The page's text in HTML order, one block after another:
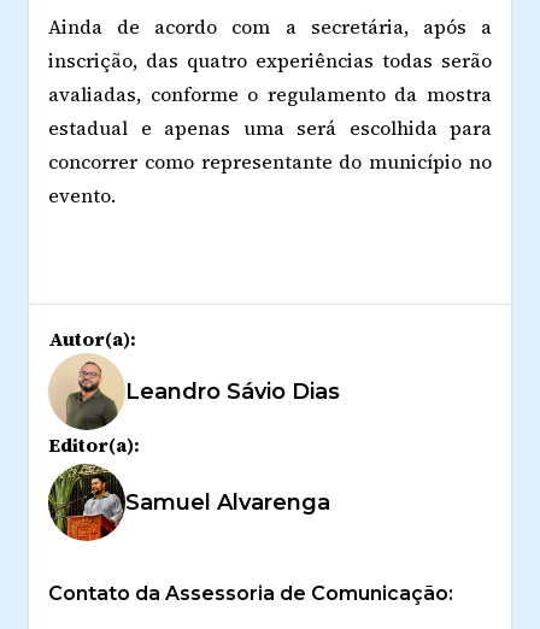
Ainda de acordo com a secretária, após a
inscrição, das quatro experiências todas serão
avaliadas, conforme o regulamento da mostra
estadual e apenas uma será escolhida para
concorrer como representante do município no
evento.
Autor(a):
Leandro Sávio Dias
Editor(a):
Samuel Alvarenga
Contato da Assessoria de Comunicação: